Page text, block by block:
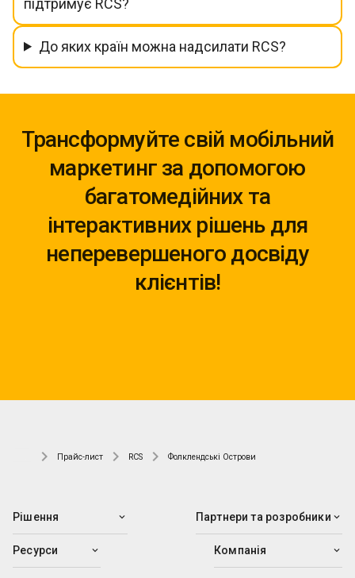
До яких країн можна надсилати RCS?
Трансформуйте свій мобільний
маркетинг за допомогою
багатомедійних та
інтерактивних рішень для
неперевершеного досвіду
клієнтів!
Прайс-лист RCS Фолклендські Острови
Рішення Партнери та розробники
Ресурси Компанія